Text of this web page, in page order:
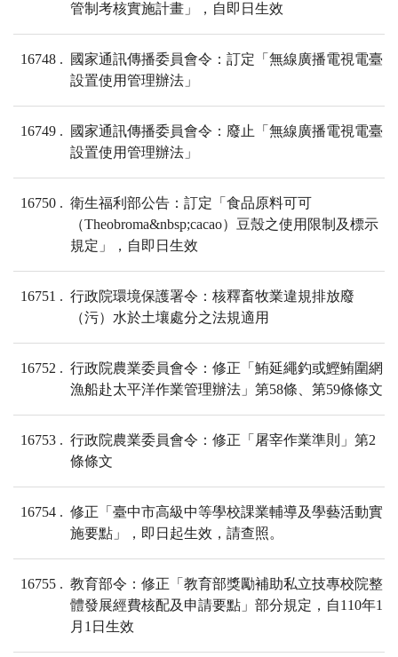
管制考核實施計畫」，自即日生效
16748
國家通訊傳播委員會令：訂定「無線廣播電視電臺
設置使用管理辦法」
16749
國家通訊傳播委員會令：廢止「無線廣播電視電臺
設置使用管理辦法」
16750
衛生福利部公告：訂定「食品原料可可
（Theobroma&nbsp;cacao）豆殼之使用限制及標示
規定」，自即日生效
16751
行政院環境保護署令：核釋畜牧業違規排放廢
（污）水於土壤處分之法規適用
16752
行政院農業委員會令：修正「鮪延繩釣或鰹鮪圍網
漁船赴太平洋作業管理辦法」第58條、第59條條文
16753
行政院農業委員會令：修正「屠宰作業準則」第2
條條文
16754
修正「臺中市高級中等學校課業輔導及學藝活動實
施要點」，即日起生效，請查照。
16755
教育部令：修正「教育部獎勵補助私立技專校院整
體發展經費核配及申請要點」部分規定，自110年1
月1日生效